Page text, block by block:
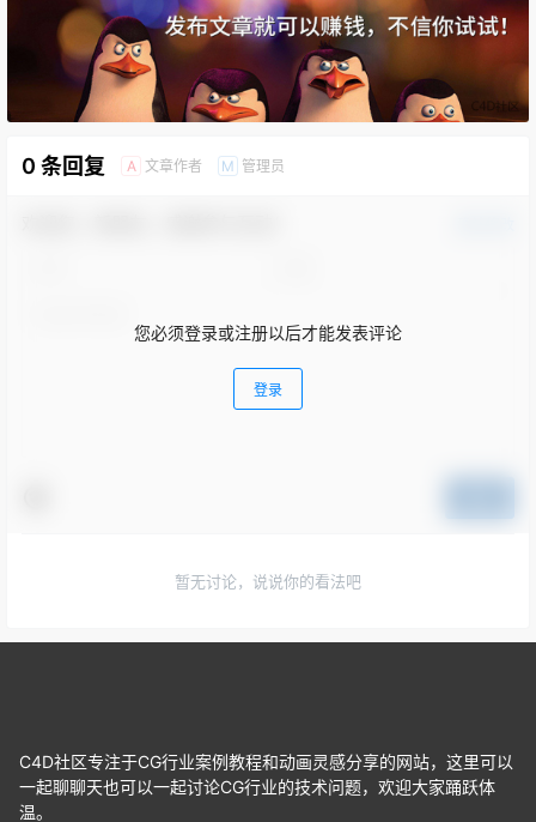
0 条回复 A 文章作者 M 管理员
您必须登录或注册以后才能发表评论
登录
暂无讨论，说说你的看法吧
C4D社区专注于CG行业案例教程和动画灵感分享的网站，这里可以
一起聊聊天也可以一起讨论CG行业的技术问题，欢迎大家踊跃体
温。